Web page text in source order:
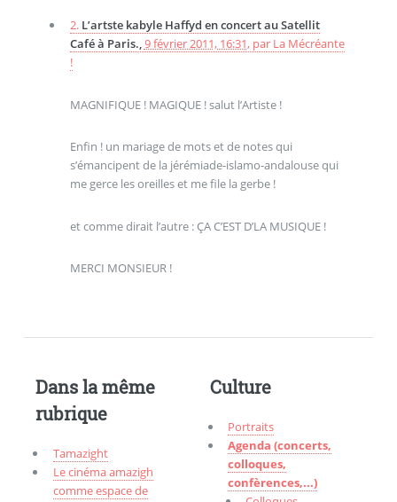
2. L’artste kabyle Haffyd en concert au Satellit
Café à Paris.,9 février 2011, 16:31, par La Mécréante
!
MAGNIFIQUE ! MAGIQUE ! salut l’Artiste !
Enfin ! un mariage de mots et de notes qui
s’émancipent de la jérémiade-islamo-andalouse qui
me gerce les oreilles et me file la gerbe !
et comme dirait l’autre : ÇA C’EST D’LA MUSIQUE !
MERCI MONSIEUR !
Dans la même
rubrique
Tamazight
Le cinéma amazigh
comme espace de
Culture
Portraits
Agenda (concerts,
colloques,
confèrences,...)